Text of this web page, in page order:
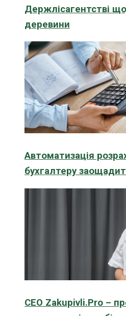
Держлісагентстві
деревини
Автоматизація
бухгалтеру
CEO Zakupivli.Pro –